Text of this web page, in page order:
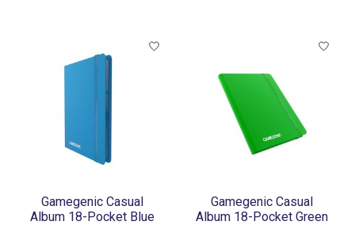
Gamegenic Casual
Album 18-Pocket Blue
Gamegenic Casual
Album 18-Pocket Green